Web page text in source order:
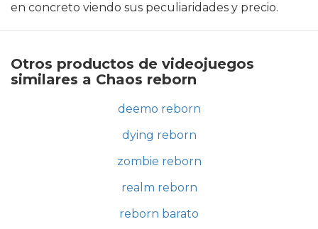
en concreto viendo sus peculiaridades y precio.
Otros productos de videojuegos
similares a Chaos reborn
deemo reborn
dying reborn
zombie reborn
realm reborn
reborn barato